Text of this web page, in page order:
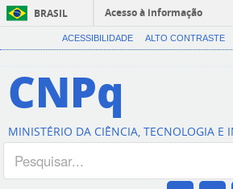
BRASIL
Acesso à informação
ACESSIBILIDADE ALTO CONTRASTE
CNPq
MINISTÉRIO DA CIÊNCIA, TECNOLOGIA E